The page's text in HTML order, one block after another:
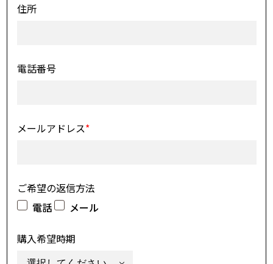
住所
電話番号
メールアドレス*
ご希望の返信方法
電話
メール
購入希望時期